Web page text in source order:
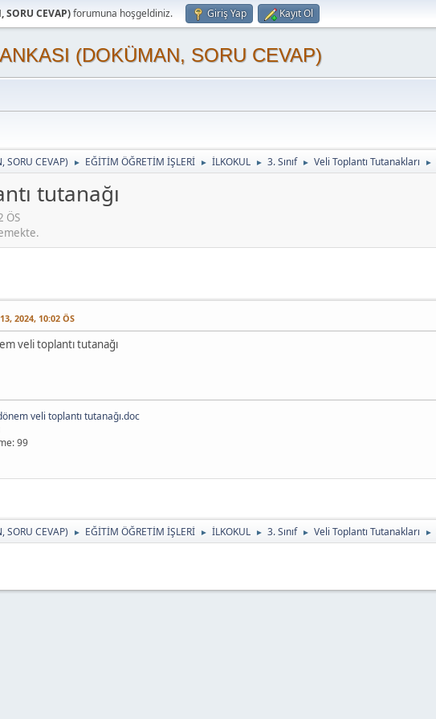
CEVAP)forumuna hoşgeldiniz. Giriş Yap Kayıt Ol
(DOKÜMAN, SORU CEVAP)
SORU CEVAP) ► EĞİTİM ÖĞRETİM İŞLERİ ► İLKOKUL ► 3. Sınıf ► Veli Toplantı Tutanakları ►
tutanağı
ÖS
2024, 10:02 ÖS
veli toplantı tutanağı
veli toplantı tutanağı.doc
99
SORU CEVAP) ► EĞİTİM ÖĞRETİM İŞLERİ ► İLKOKUL ► 3. Sınıf ► Veli Toplantı Tutanakları ►